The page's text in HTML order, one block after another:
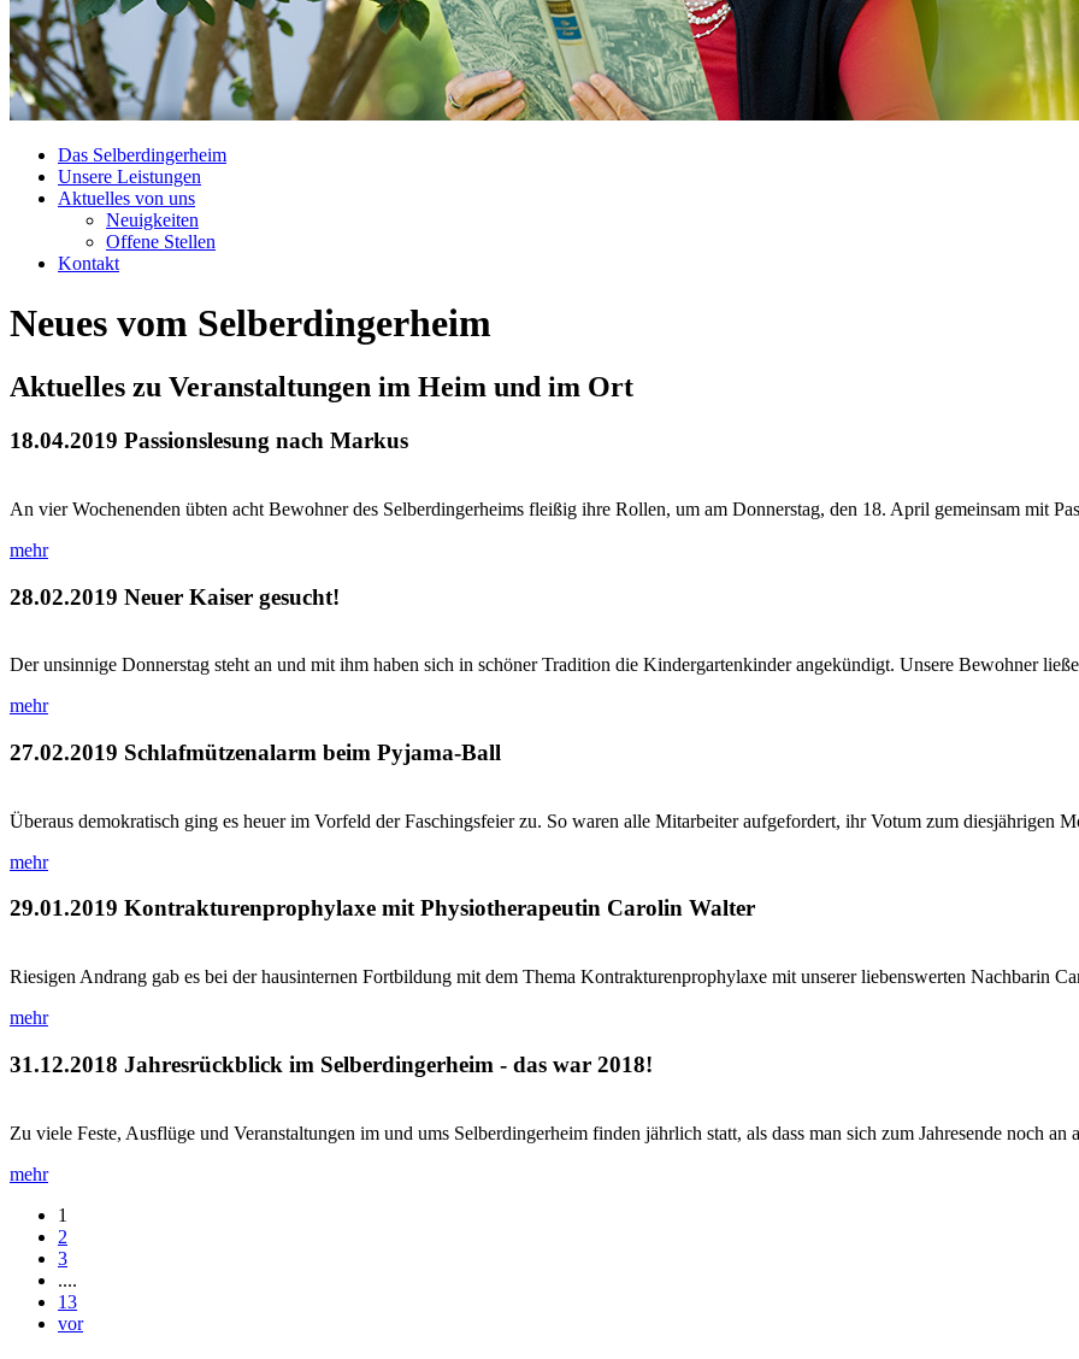
Das Selberdingerheim
Unsere Leistungen
Aktuelles von uns
Neuigkeiten
Offene Stellen
Kontakt
Neues vom Selberdingerheim
Aktuelles zu Veranstaltungen im Heim und im Ort
18.04.2019 Passionslesung nach Markus
An vier Wochenenden übten acht Bewohner des Selberdingerheims fleißig ihre Rollen, um am Donnerstag, den 18. April gemeinsam mit
mehr
28.02.2019 Neuer Kaiser gesucht!
Der unsinnige Donnerstag steht an und mit ihm haben sich in schöner Tradition die Kindergartenkinder angekündigt. Unsere Bewohner
mehr
27.02.2019 Schlafmützenalarm beim Pyjama-Ball
Überaus demokratisch ging es heuer im Vorfeld der Faschingsfeier zu. So waren alle Mitarbeiter aufgefordert, ihr Votum zum diesjährigen
mehr
29.01.2019 Kontrakturenprophylaxe mit Physiotherapeutin Carolin Walter
Riesigen Andrang gab es bei der hausinternen Fortbildung mit dem Thema Kontrakturenprophylaxe mit unserer liebenswerten Nachbarin
mehr
31.12.2018 Jahresrückblick im Selberdingerheim - das war 2018!
Zu viele Feste, Ausflüge und Veranstaltungen im und ums Selberdingerheim finden jährlich statt, als dass man sich zum Jahresende noch an
mehr
1
2
3
....
13
vor